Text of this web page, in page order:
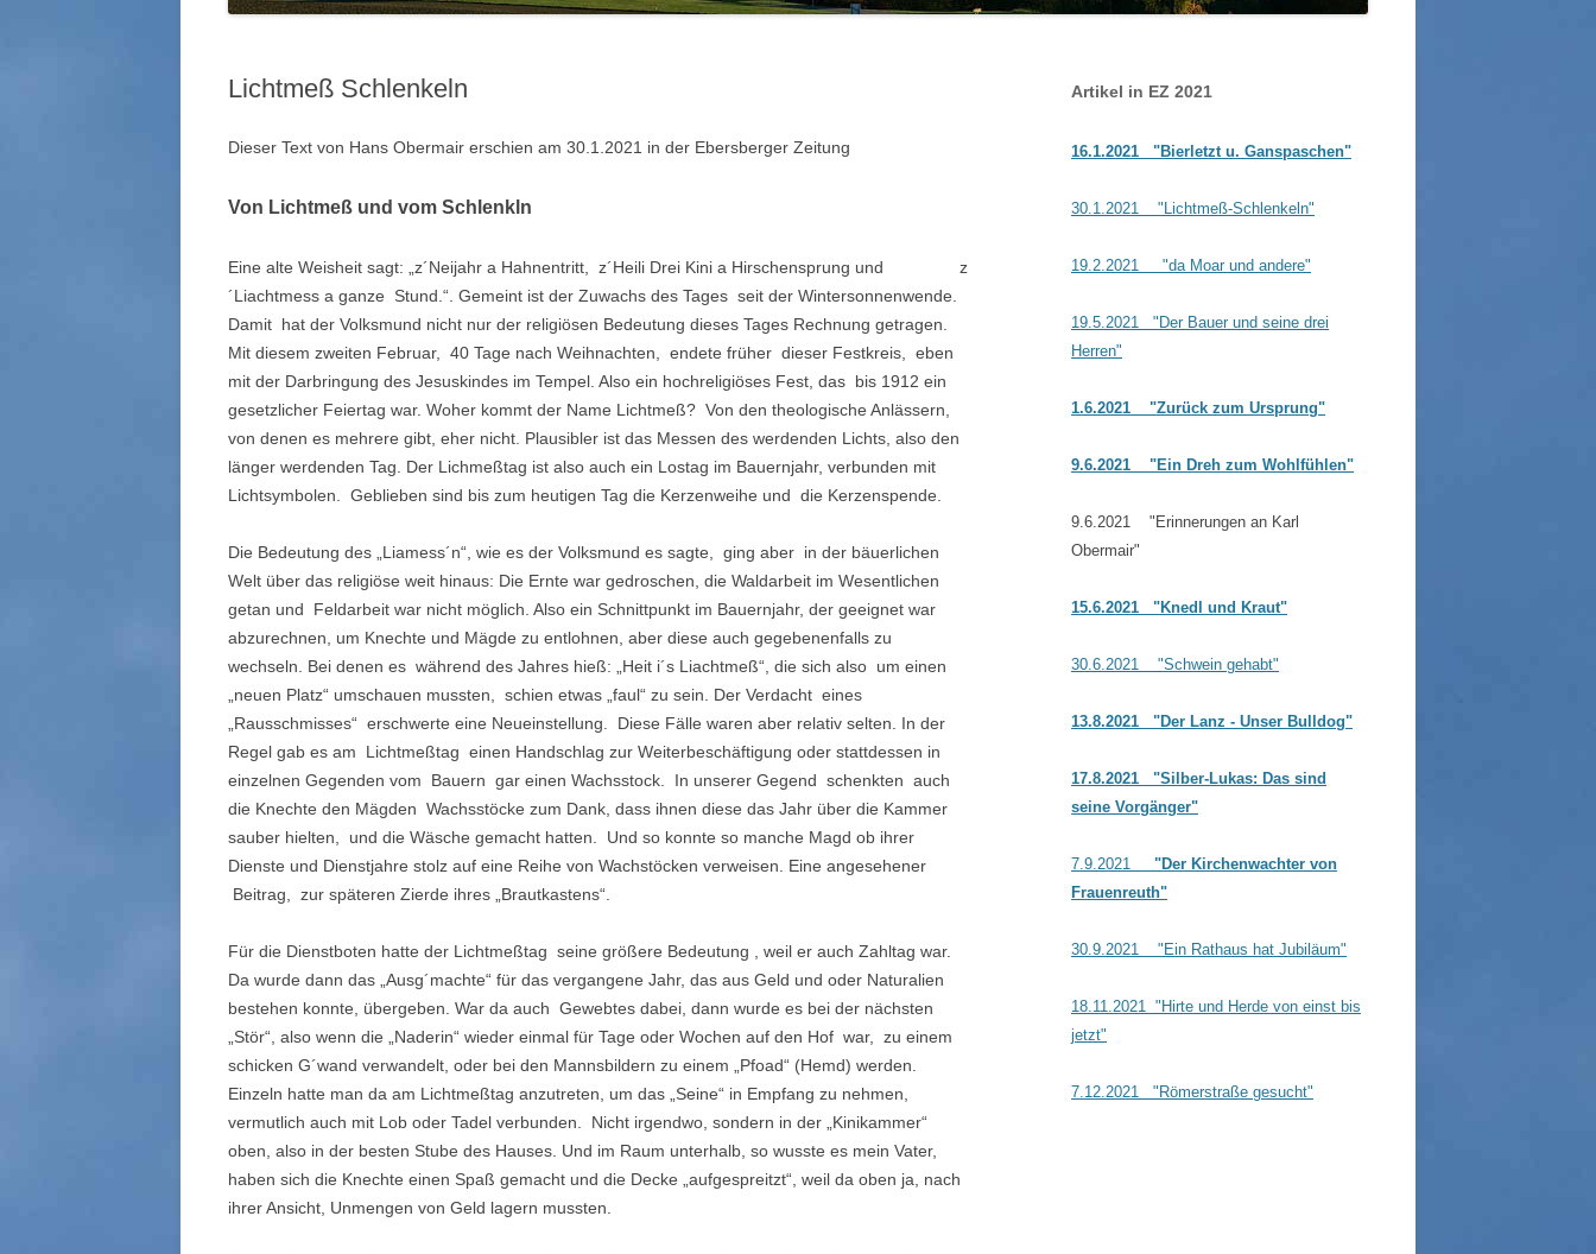
HANS HUBER
20.JAHRHUNDERT
GLONNER BAUDENKMÄLER
Lichtmeß Schlenkeln
Dieser Text von Hans Obermair erschien am 30.1.2021 in der Ebersberger Zeitung
Von Lichtmeß und vom Schlenkln
Eine alte Weisheit sagt: „z´Neijahr a Hahnentritt, z´Heili Drei Kini a Hirschensprung und z
´Liachtmess a ganze Stund.“. Gemeint ist der Zuwachs des Tages seit der Wintersonnenwende.
Damit hat der Volksmund nicht nur der religiösen Bedeutung dieses Tages Rechnung getragen.
Mit diesem zweiten Februar, 40 Tage nach Weihnachten, endete früher dieser Festkreis, eben
mit der Darbringung des Jesuskindes im Tempel. Also ein hochreligiöses Fest, das bis 1912 ein
gesetzlicher Feiertag war. Woher kommt der Name Lichtmeß? Von den theologische Anlässern,
von denen es mehrere gibt, eher nicht. Plausibler ist das Messen des werdenden Lichts, also den
länger werdenden Tag. Der Lichmeßtag ist also auch ein Lostag im Bauernjahr, verbunden mit
Lichtsymbolen. Geblieben sind bis zum heutigen Tag die Kerzenweihe und die Kerzenspende.
Die Bedeutung des „Liamess´n“, wie es der Volksmund es sagte, ging aber in der bäuerlichen
Welt über das religiöse weit hinaus: Die Ernte war gedroschen, die Waldarbeit im Wesentlichen
getan und Feldarbeit war nicht möglich. Also ein Schnittpunkt im Bauernjahr, der geeignet war
abzurechnen, um Knechte und Mägde zu entlohnen, aber diese auch gegebenenfalls zu
wechseln. Bei denen es während des Jahres hieß: „Heit i´s Liachtmeß“, die sich also um einen
„neuen Platz“ umschauen mussten, schien etwas „faul“ zu sein. Der Verdacht eines
„Rausschmisses“ erschwerte eine Neueinstellung. Diese Fälle waren aber relativ selten. In der
Regel gab es am Lichtmeßtag einen Handschlag zur Weiterbeschäftigung oder stattdessen in
einzelnen Gegenden vom Bauern gar einen Wachsstock. In unserer Gegend schenkten auch
die Knechte den Mägden Wachsstöcke zum Dank, dass ihnen diese das Jahr über die Kammer
sauber hielten, und die Wäsche gemacht hatten. Und so konnte so manche Magd ob ihrer
Dienste und Dienstjahre stolz auf eine Reihe von Wachstöcken verweisen. Eine angesehener
Beitrag, zur späteren Zierde ihres „Brautkastens“.
Für die Dienstboten hatte der Lichtmeßtag seine größere Bedeutung , weil er auch Zahltag war.
Da wurde dann das „Ausg´machte“ für das vergangene Jahr, das aus Geld und oder Naturalien
bestehen konnte, übergeben. War da auch Gewebtes dabei, dann wurde es bei der nächsten
„Stör“, also wenn die „Naderin“ wieder einmal für Tage oder Wochen auf den Hof war, zu einem
schicken G´wand verwandelt, oder bei den Mannsbildern zu einem „Pfoad“ (Hemd) werden.
Einzeln hatte man da am Lichtmeßtag anzutreten, um das „Seine“ in Empfang zu nehmen,
vermutlich auch mit Lob oder Tadel verbunden. Nicht irgendwo, sondern in der „Kinikammer“
oben, also in der besten Stube des Hauses. Und im Raum unterhalb, so wusste es mein Vater,
haben sich die Knechte einen Spaß gemacht und die Decke „aufgespreitzt“, weil da oben ja, nach
ihrer Ansicht, Unmengen von Geld lagern mussten.
Artikel in EZ 2021
16.1.2021 "Bierletzt u. Ganspaschen"
30.1.2021 "Lichtmeß-Schlenkeln"
19.2.2021 "da Moar und andere"
19.5.2021 "Der Bauer und seine drei
Herren"
1.6.2021 "Zurück zum Ursprung"
9.6.2021 "Ein Dreh zum Wohlfühlen"
9.6.2021 "Erinnerungen an Karl
Obermair"
15.6.2021 "Knedl und Kraut"
30.6.2021 "Schwein gehabt"
13.8.2021 "Der Lanz - Unser Bulldog"
17.8.2021 "Silber-Lukas: Das sind
seine Vorgänger"
7.9.2021 "Der Kirchenwachter von
Frauenreuth"
30.9.2021 "Ein Rathaus hat Jubiläum"
18.11.2021 "Hirte und Herde von einst bis
jetzt"
7.12.2021 "Römerstraße gesucht"